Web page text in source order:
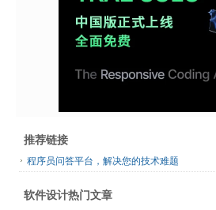
推荐链接
程序员问答平台，解决您的技术难题
软件设计热门文章